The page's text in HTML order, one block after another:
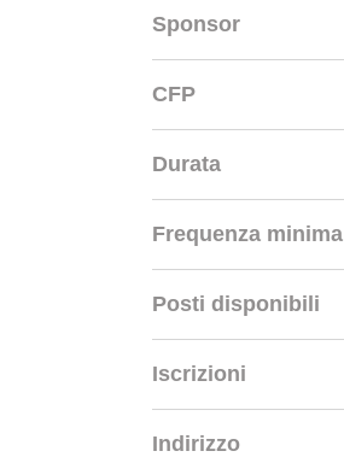
Sponsor
CFP
Durata
Frequenza minima
Posti disponibili
Iscrizioni
Indirizzo